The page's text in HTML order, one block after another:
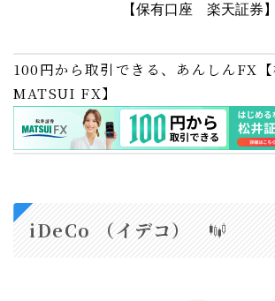
【保有口座 楽天証券】
100円から取引できる、あんしんFX
MATSUI FX】
iDeCo （イデコ）